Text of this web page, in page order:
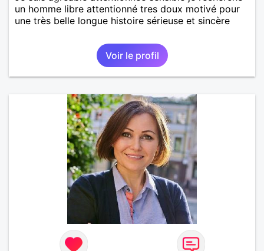
un homme libre attentionné tres doux motivé pour
une très belle longue histoire sérieuse et sincère
Voir le profil